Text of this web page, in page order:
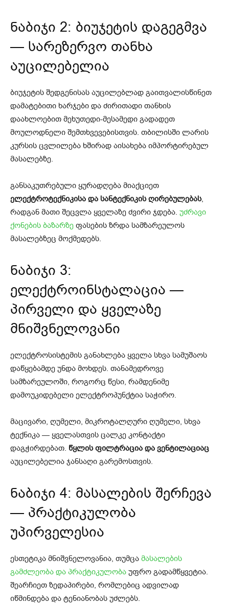
ნაბიჯი 2: ბიუჯეტის დაგეგმვა
— სარეზერვო თანხა
აუცილებელია
ბიუჯეტის შედგენისას აუცილებლად გაითვალისწინეთ
დამატებითი ხარჯები და ძირითადი თანხის
დაახლოებით მეხუთედი-მესამედი გადადეთ
მოულოდნელი შემთხვევებისთვის. თბილისში ლარის
კურსის ცვლილება ხშირად აისახება იმპორტირებულ
მასალებზე.
განსაკუთრებული ყურადღება მიაქციეთ
ელექტროტექნიკისა და სანტექნიკის ღირებულებას,
რადგან მათი შეცვლა ყველაზე ძვირი ჯდება. უძრავი
ქონების ბაზარზე ფასების ზრდა სამზარეულოს
მასალებზეც მოქმედებს.
ნაბიჯი 3:
ელექტროინსტალაცია —
პირველი და ყველაზე
მნიშვნელოვანი
ელექტროსისტემის განახლება ყველა სხვა სამუშაოს
დაწყებამდე უნდა მოხდეს. თანამედროვე
სამზარეულოში, როგორც წესი, რამდენიმე
დამოუკიდებელი ელექტროპუნქტია საჭირო.
მაცივარი, ღუმელი, მიკროტალღური ღუმელი, სხვა
ტექნიკა — ყველასთვის ცალკე კონტაქტი
დაგჭირდებათ. წყლის ფილტრაცია და ვენტილაციაც
აუცილებელია ჯანსაღი გარემოსთვის.
ნაბიჯი 4: მასალების შერჩევა
— პრაქტიკულობა
უპირველესია
ესთეტიკა მნიშვნელოვანია, თუმცა მასალების
გამძლეობა და პრაქტიკულობა უფრო გადამწყვეტია.
შეარჩიეთ ზედაპირები, რომლებიც ადვილად
იწმინდება და ტენიანობას უძლებს.